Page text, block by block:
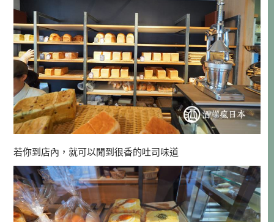
若你到店內，就可以聞到很香的吐司味道